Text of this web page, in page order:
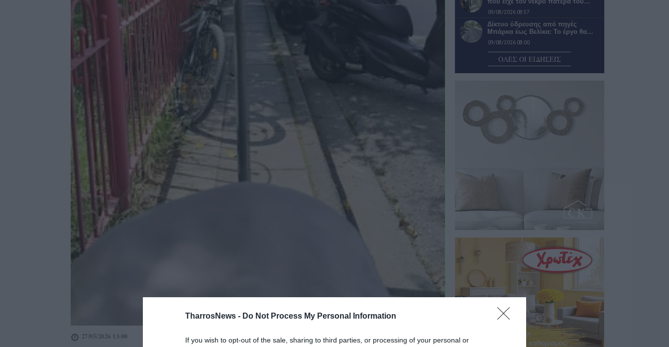
TharrosNews - Do Not Process My Personal Information
If you wish to opt-out of the sale, sharing to third parties, or processing of your personal or
27/05/2026 13:00
09/08/2026 08:57
Δίκτυο ύδρευσης από πηγές
Μπάρκα έως Βελίκα: Το έργο θα…
09/08/2026 08:00
Πολύ υψηλός κίνδυνος πυρκαγιάς
σήμερα – Οι περιοχές έχουν τεθεί…
09/08/2026 07:57
έχει…
09/08/2026 07:38
ΟΛΕΣ ΟΙ ΕΙΔΗΣΕΙΣ